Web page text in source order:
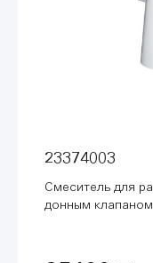
23374003
Смеситель для
донным